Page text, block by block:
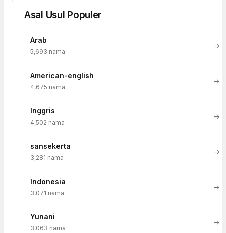
Asal Usul Populer
Arab
5,693 nama
→
American-english
4,675 nama
→
Inggris
4,502 nama
→
sansekerta
3,281 nama
→
Indonesia
3,071 nama
→
Yunani
3,063 nama
→